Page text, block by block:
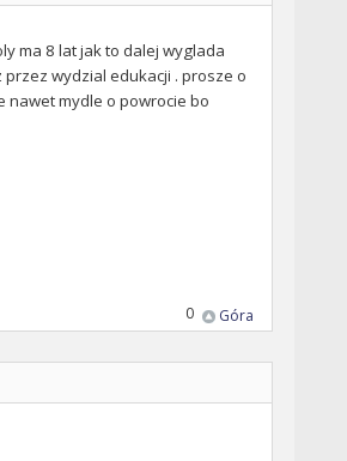
ma 8 lat jak to dalej wyglada
wydzial edukacji . prosze o
nawet mydle o powrocie bo
Góra
0